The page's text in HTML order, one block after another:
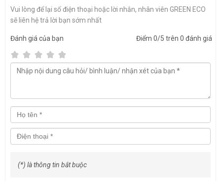
nhựa rỗng 1T9
Vui lòng để lại số điện thoại hoặc lời nhắn, nhân viên GREEN ECO
sẽ liên hệ trả lời bạn sớm nhất
Đánh giá của bạn Điểm 0/5 trên 0 đánh giá
(*) là thông tin bắt buộc